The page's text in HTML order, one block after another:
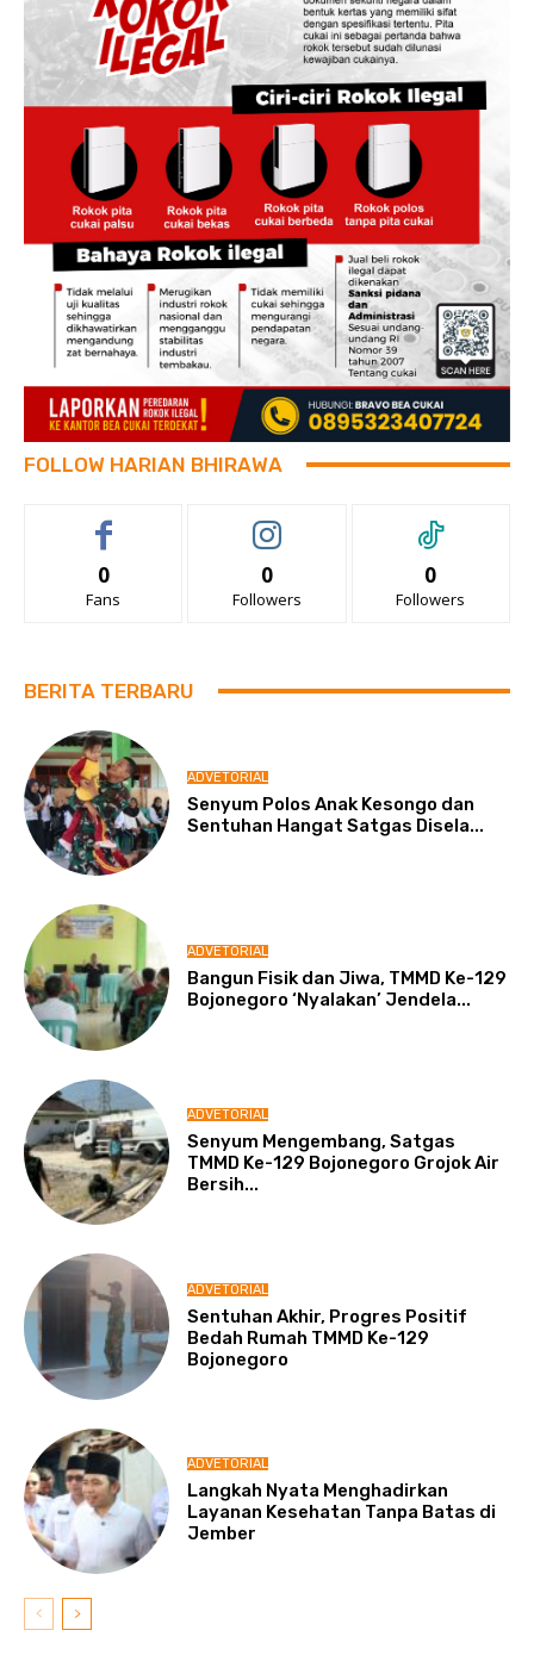
FOLLOW HARIAN BHIRAWA
0
Fans
0
Followers
0
Followers
BERITA TERBARU
ADVETORIAL
Senyum Polos Anak Kesongo dan
Sentuhan Hangat Satgas Disela...
ADVETORIAL
Bangun Fisik dan Jiwa, TMMD Ke-129
Bojonegoro ‘Nyalakan’ Jendela...
ADVETORIAL
Senyum Mengembang, Satgas
TMMD Ke-129 Bojonegoro Grojok Air
Bersih...
ADVETORIAL
Sentuhan Akhir, Progres Positif
Bedah Rumah TMMD Ke-129
Bojonegoro
ADVETORIAL
Langkah Nyata Menghadirkan
Layanan Kesehatan Tanpa Batas di
Jember